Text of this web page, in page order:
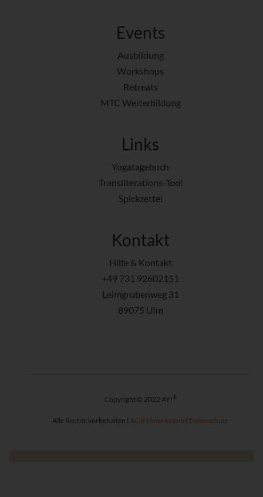
Events
Ausbildung
Workshops
Retreats
MTC Weiterbildung
Links
Yogatagebuch
Transliterations-Tool
Spickzettel
Kontakt
Hilfe & Kontakt
+49 731 92602151
Leimgrubenweg 31
89075 Ulm
Copyright © 2022 AYI ®
Alle Rechte vorbehalten | AGB | Impressum | Datenschutz